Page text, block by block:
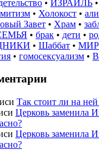
• ИЗРАИЛЬ •
• Холокост •
Завет • Храм •
• брак • дети •
• Шаббат • МИР
• гомосексуализм •
Так стоит ли на
Церковь заменила
Церковь заменила